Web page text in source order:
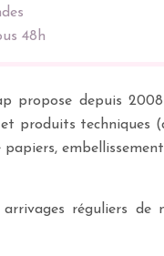
48h
propose depuis
produits techniques
réguliers de